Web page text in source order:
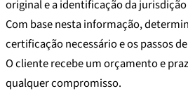
original e a identificação da
Com base nesta informação,
certificação necessário e os passos
O cliente recebe um orçamento e
qualquer compromisso.